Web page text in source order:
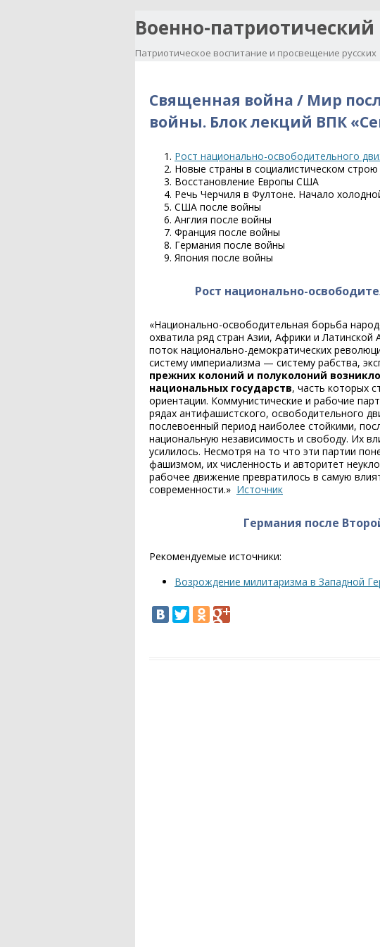
Военно-патриотический
Патриотическое воспитание и просвещение русских
Священная война / Мир
войны. Блок лекций ВПК
Рост национально-освободительного
Новые страны в социалистическом строю
Восстановление Европы США
Речь Черчиля в Фултоне. Начало
США после войны
Англия после войны
Франция после войны
Германия после войны
Япония после войны
Рост национально-
«Национально-освободительная борьба
охватила ряд стран Азии, Африки и
поток национально-демократических
систему империализма — систему рабства,
прежних колоний и полуколоний
национальных государств, часть которых
ориентации. Коммунистические и рабочие
рядах антифашистского, освободительного
послевоенный период наиболее стойкими,
национальную независимость и свободу. Их
усилилось. Несмотря на то что эти партии
фашизмом, их численность и авторитет
рабочее движение превратилось в самую
современности.» Источник
Германия после
Рекомендуемые источники:
Возрождение милитаризма в Западной